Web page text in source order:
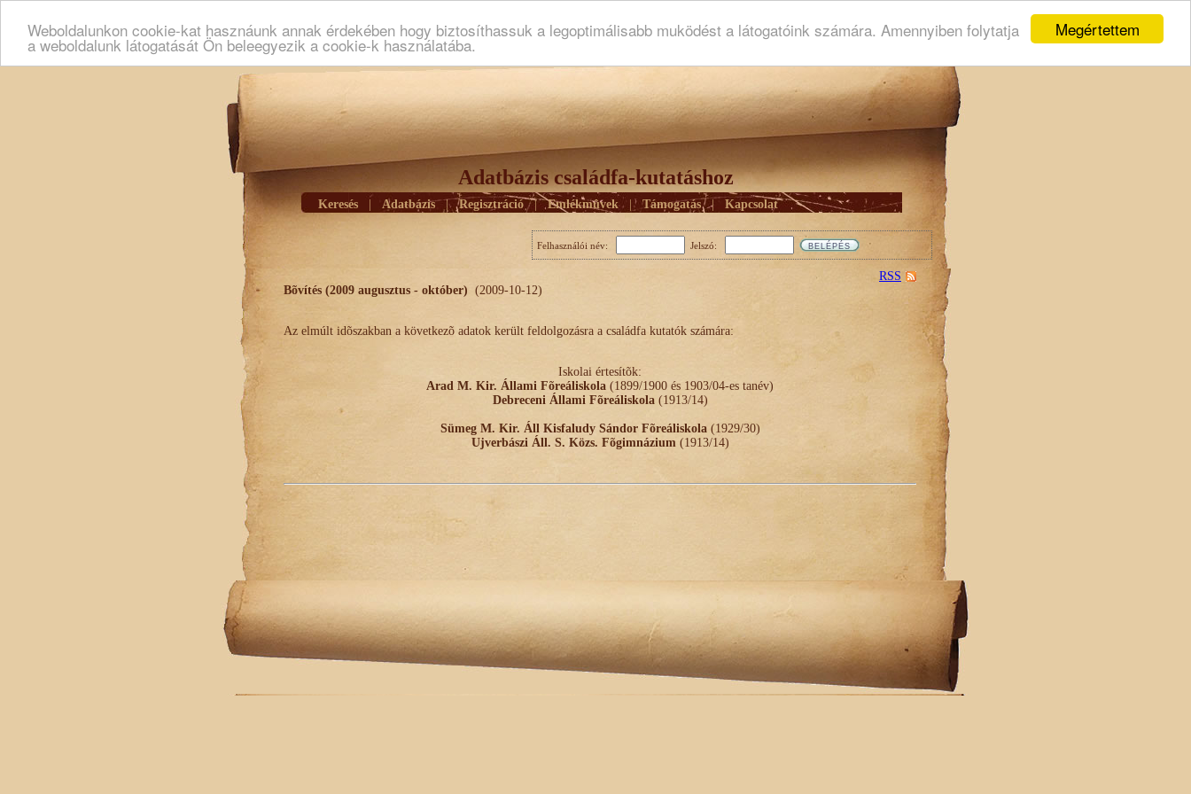
Megértettem
Weboldalunkon cookie-kat hasznáunk annak érdekében hogy biztosíthassuk a legoptimálisabb muködést a látogatóink számára. Amennyiben folytatja
a weboldalunk látogatását Ön beleegyezik a cookie-k használatába.
Adatbázis családfa-kutatáshoz
Keresés Adatbázis | Regisztráció | Emlékmûvek | Támogatás | Kapcsolat
Felhasználói név: Jelszó:
RSS
Bõvítés (2009 augusztus - október) (2009-10-12)
Az elmúlt idõszakban a következõ adatok került feldolgozásra a családfa kutatók számára:
Iskolai értesítõk:
Arad M. Kir. Állami Fõreáliskola (1899/1900 és 1903/04-es tanév)
Debreceni Állami Fõreáliskola(1913/14)
Sümeg M. Kir. Áll Kisfaludy Sándor Fõreáliskola(1929/30)
Ujverbászi Áll. S. Közs. Fõgimnázium(1913/14)